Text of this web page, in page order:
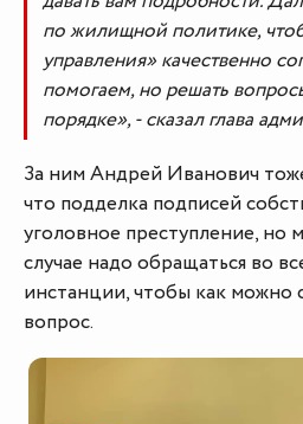
по жилищной политике,
управления» качественно
помогаем, но решать
порядке», - сказал глава
За ним Андрей Иванович
что подделка подписей
уголовное преступление, но
случае надо обращаться во
инстанции, чтобы как можно
вопрос.